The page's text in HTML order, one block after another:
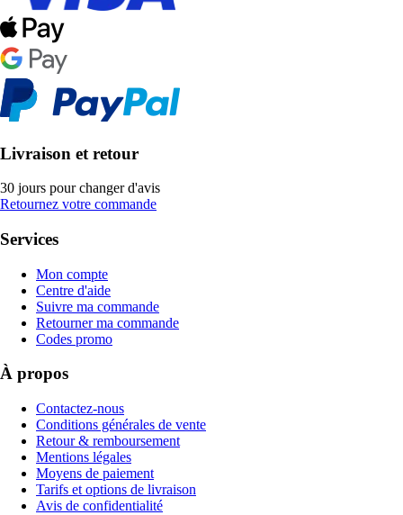
Livraison et retour
30 jours pour changer d'avis
Retournez votre commande
Services
Mon compte
Centre d'aide
Suivre ma commande
Retourner ma commande
Codes promo
À propos
Contactez-nous
Conditions générales de vente
Retour & remboursement
Mentions légales
Moyens de paiement
Tarifs et options de livraison
Avis de confidentialité